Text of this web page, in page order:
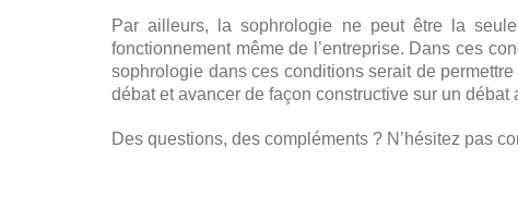
Par ailleurs, la sophrologie ne peut être la
fonctionnement même de l’entreprise. Dans ces
sophrologie dans ces conditions serait de
débat et avancer de façon constructive sur un débat
Des questions, des compléments ? N’hésitez pas